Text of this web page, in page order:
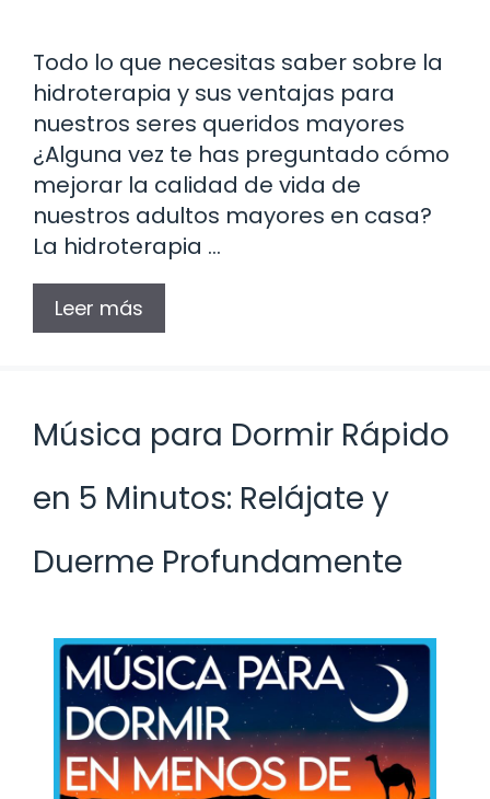
Todo lo que necesitas saber sobre la
hidroterapia y sus ventajas para
nuestros seres queridos mayores
¿Alguna vez te has preguntado cómo
mejorar la calidad de vida de
nuestros adultos mayores en casa?
La hidroterapia …
Leer más
Música para Dormir Rápido
en 5 Minutos: Relájate y
Duerme Profundamente